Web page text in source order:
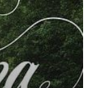
et Bertrand